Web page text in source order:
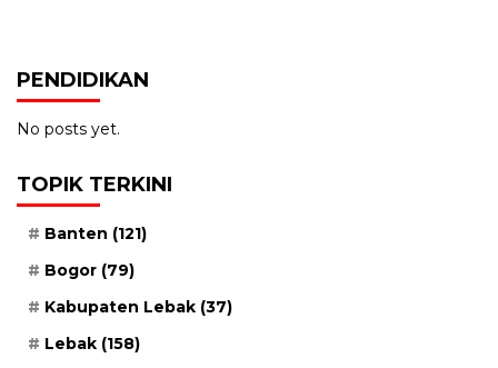
PENDIDIKAN
No posts yet.
TOPIK TERKINI
Banten (121)
Bogor (79)
Kabupaten Lebak (37)
Lebak (158)